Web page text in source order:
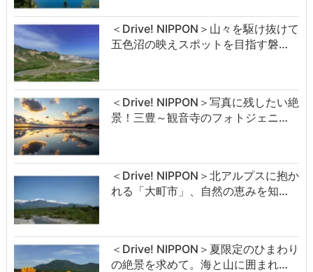
＜Drive! NIPPON＞山々を駆け抜けて
五色沼の映えスポットを目指す磐…
＜Drive! NIPPON＞写真に残したい絶
景！三豊～観音寺のフォトジェニ…
＜Drive! NIPPON＞北アルプスに抱か
れる「大町市」、自然の恵みを知…
＜Drive! NIPPON＞夏限定のひまわり
の絶景を求めて。海と山に囲まれ…